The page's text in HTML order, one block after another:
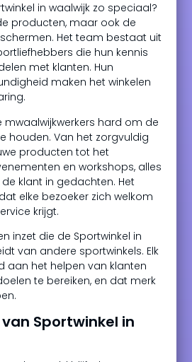
in waalwijk zo speciaal?
producten, maar ook de
Het team bestaat uit
die hun kennis
met klanten. Hun
maken het winkelen
mwaalwijkwerkers hard om de
houden. Van het zorgvuldig
producten tot het
en workshops, alles
klant in gedachten. Het
elke bezoeker zich welkom
krijgt.
inzet die de Sportwinkel in
van andere sportwinkels. Elk
aan het helpen van klanten
te bereiken, en dat merk
Sportwinkel in